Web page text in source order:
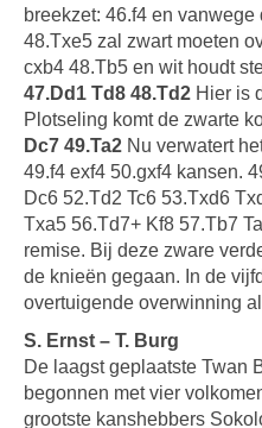
breekzet: 46.f4 en
48.Txe5 zal zwart moeten
cxb4 48.Tb5 en wit houdt
47.Dd1 Td8 48.Td2 Hier is
Plotseling komt de zwarte
Dc7 49.Ta2 Nu verwatert
49.f4 exf4 50.gxf4 kansen.
Dc6 52.Td2 Tc6 53.Txd6
Txa5 56.Td7+ Kf8 57.Tb7
remise. Bij deze zware
de knieën gegaan. In de
overtuigende overwinning
S. Ernst – T. Burg
De laagst geplaatste Twan
begonnen met vier
grootste kanshebbers